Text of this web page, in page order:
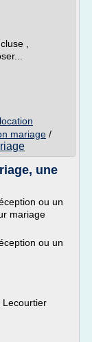
,
location
mariage /
une
ou un
mariage
ou un
Lecourtier